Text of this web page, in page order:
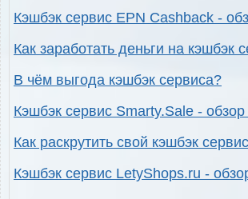
Кэшбэк сервис EPN Cashback -
Как заработать деньги на кэшбэк
В чём выгода кэшбэк сервиса?
Кэшбэк сервис Smarty.Sale - обзор
Как раскрутить свой кэшбэк
Кэшбэк сервис LetyShops.ru -